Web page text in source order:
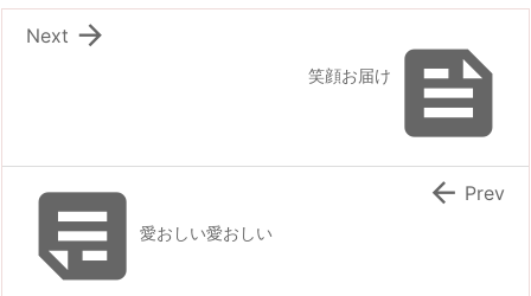

笑顔お届け

Next
愛おしい愛おしい
 Prev